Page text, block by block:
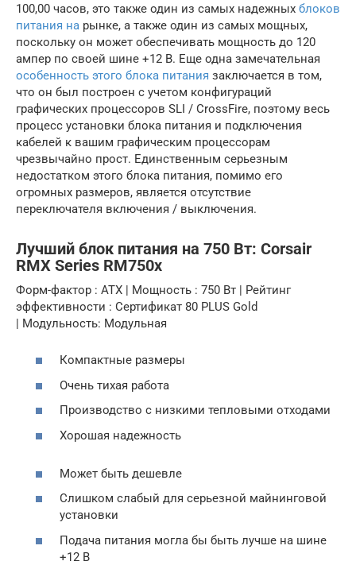
100,00 часов, это также один из самых надежных блоков
питания на рынке, а также один из самых мощных,
поскольку он может обеспечивать мощность до 120
ампер по своей шине +12 В. Еще одна замечательная
особенность этого блока питания заключается в том,
что он был построен с учетом конфигураций
графических процессоров SLI / CrossFire, поэтому весь
процесс установки блока питания и подключения
кабелей к вашим графическим процессорам
чрезвычайно прост. Единственным серьезным
недостатком этого блока питания, помимо его
огромных размеров, является отсутствие
переключателя включения / выключения.
Лучший блок питания на 750 Вт: Corsair
RMX Series RM750x
Форм-фактор : ATX | Мощность : 750 Вт | Рейтинг
эффективности : Сертификат 80 PLUS Gold
| Модульность: Модульная
Компактные размеры
Очень тихая работа
Производство с низкими тепловыми отходами
Хорошая надежность
Может быть дешевле
Слишком слабый для серьезной майнинговой
установки
Подача питания могла бы быть лучше на шине
+12 В